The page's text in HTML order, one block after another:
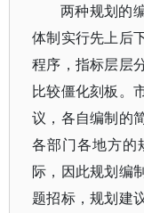
两种规划的
体制实行先上后
程序，指标层层
比较僵化刻板。
议，各自编制的
各部门各地方的
际，因此规划编
题招标，规划建